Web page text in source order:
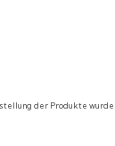
der Produkte